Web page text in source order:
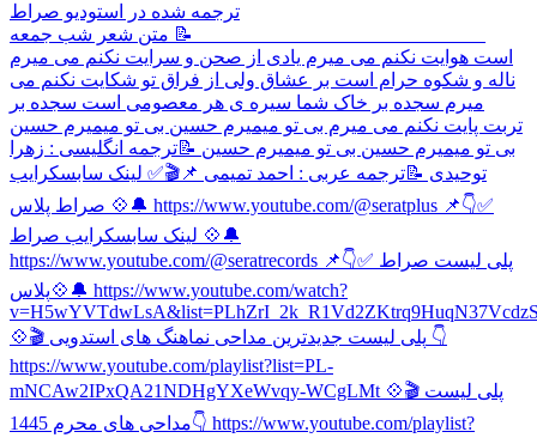
ترجمه شده در استودیو صراط
______________________________ 📝 متن شعر شب جمعه
است هوایت نکنم می میرم یادی از صحن و سرایت نکنم می میرم
ناله و شکوه حرام است بر عشاق ولی از فراق تو شکایت نکنم می
میرم سجده بر خاک شما سیره ی هر معصومی است سجده بر
تربت پایت نکنم می میرم بی تو میمیرم حسین بی تو میمیرم حسین
بی تو میمیرم حسین بی تو میمیرم حسین 📝ترجمه انگلیسی : زهرا
توحیدی 📝ترجمه عربی : احمد تمیمی 📌🎬✅ لینک سابسکرایب
صراط پلاس 💠🔔 https://www.youtube.com/@seratplus 📌👇✅
لینک سابسکرایب صراط 💠🔔
https://www.youtube.com/@seratrecords 📌👇✅ پلی لیست صراط
پلاس💠🔔 https://www.youtube.com/watch?
💠🎬 پلی لیست جدیدترین مداحی نماهنگ های استدویی 👇
https://www.youtube.com/playlist?list=PL-
mNCAw2IPxQA21NDHgYXeWvqy-WCgLMt 💠🎬 پلی لیست
مداحی های محرم 1445👇 https://www.youtube.com/playlist?